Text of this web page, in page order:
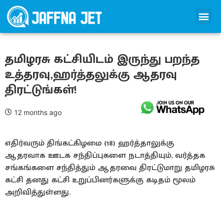
தமிழரசு கட்சியிடம் இருந்து பறந்த
உத்தரவு,ஹர்த்தலுக்கு ஆதரவு
திரட்டுங்கள்!
12 months ago
எதிர்வரும் திங்கட்கிழமை (18) ஹர்த்தாலுக்கு
ஆதரவாக ஊடக சந்திப்புகளை நடாத்தியும், வர்த்தக
சங்கங்களை சந்தித்தும் ஆதரவை திரட்டுமாறு தமிழரசு
கட்சி தனது கட்சி உறுப்பினர்களுக்கு கடிதம் மூலம்
அறிவித்துள்ளது.